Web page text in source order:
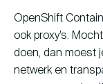
OpenShift
ook proxy’s.
doen, dan moest
netwerk en